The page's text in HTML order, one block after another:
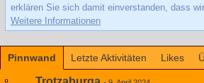
erklären Sie sich damit einverstanden, dass
Weitere Informationen
Pinnwand Letzte Aktivitäten Likes